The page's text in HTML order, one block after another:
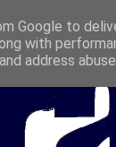
Google to
with
address